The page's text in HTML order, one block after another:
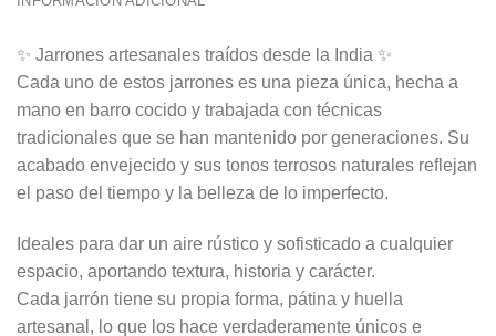
✨ Jarrones artesanales traídos desde la India ✨
Cada uno de estos jarrones es una pieza única, hecha a
mano en barro cocido y trabajada con técnicas
tradicionales que se han mantenido por generaciones. Su
acabado envejecido y sus tonos terrosos naturales reflejan
el paso del tiempo y la belleza de lo imperfecto.
Ideales para dar un aire rústico y sofisticado a cualquier
espacio, aportando textura, historia y carácter.
Cada jarrón tiene su propia forma, pátina y huella
artesanal, lo que los hace verdaderamente únicos e